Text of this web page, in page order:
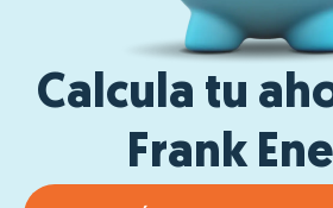
Calcula tu
Frank